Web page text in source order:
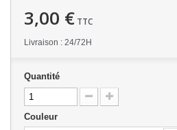
3,00 € TTC
Livraison : 24/72H
Quantité
Couleur